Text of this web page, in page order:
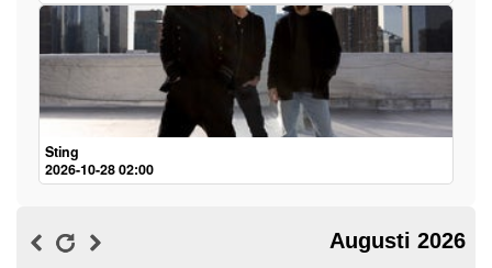
Sting
2026-10-28 02:00
Augusti 2026